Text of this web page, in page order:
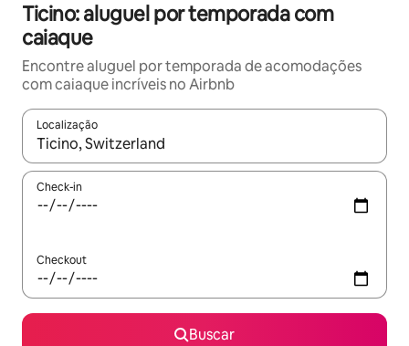
Ticino: aluguel por temporada com
caiaque
Encontre aluguel por temporada de acomodações
com caiaque incríveis no Airbnb
Localização
Quando os resultados estiverem disponíveis, explore-os
Check-in
Checkout
Buscar